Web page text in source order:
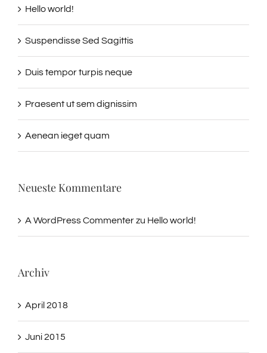
Hello world!
Suspendisse Sed Sagittis
Duis tempor turpis neque
Praesent ut sem dignissim
Aenean ieget quam
Neueste Kommentare
A WordPress Commenterzu Hello world!
Archiv
April 2018
Juni 2015